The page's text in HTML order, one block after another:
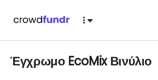
Έγχρωμο EcoMix Βινύλιο